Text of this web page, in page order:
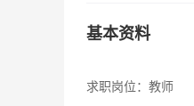
基本资料
求职岗位： 教师